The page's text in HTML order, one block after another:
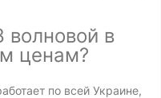
волновой в
ценам?
по всей Украине,